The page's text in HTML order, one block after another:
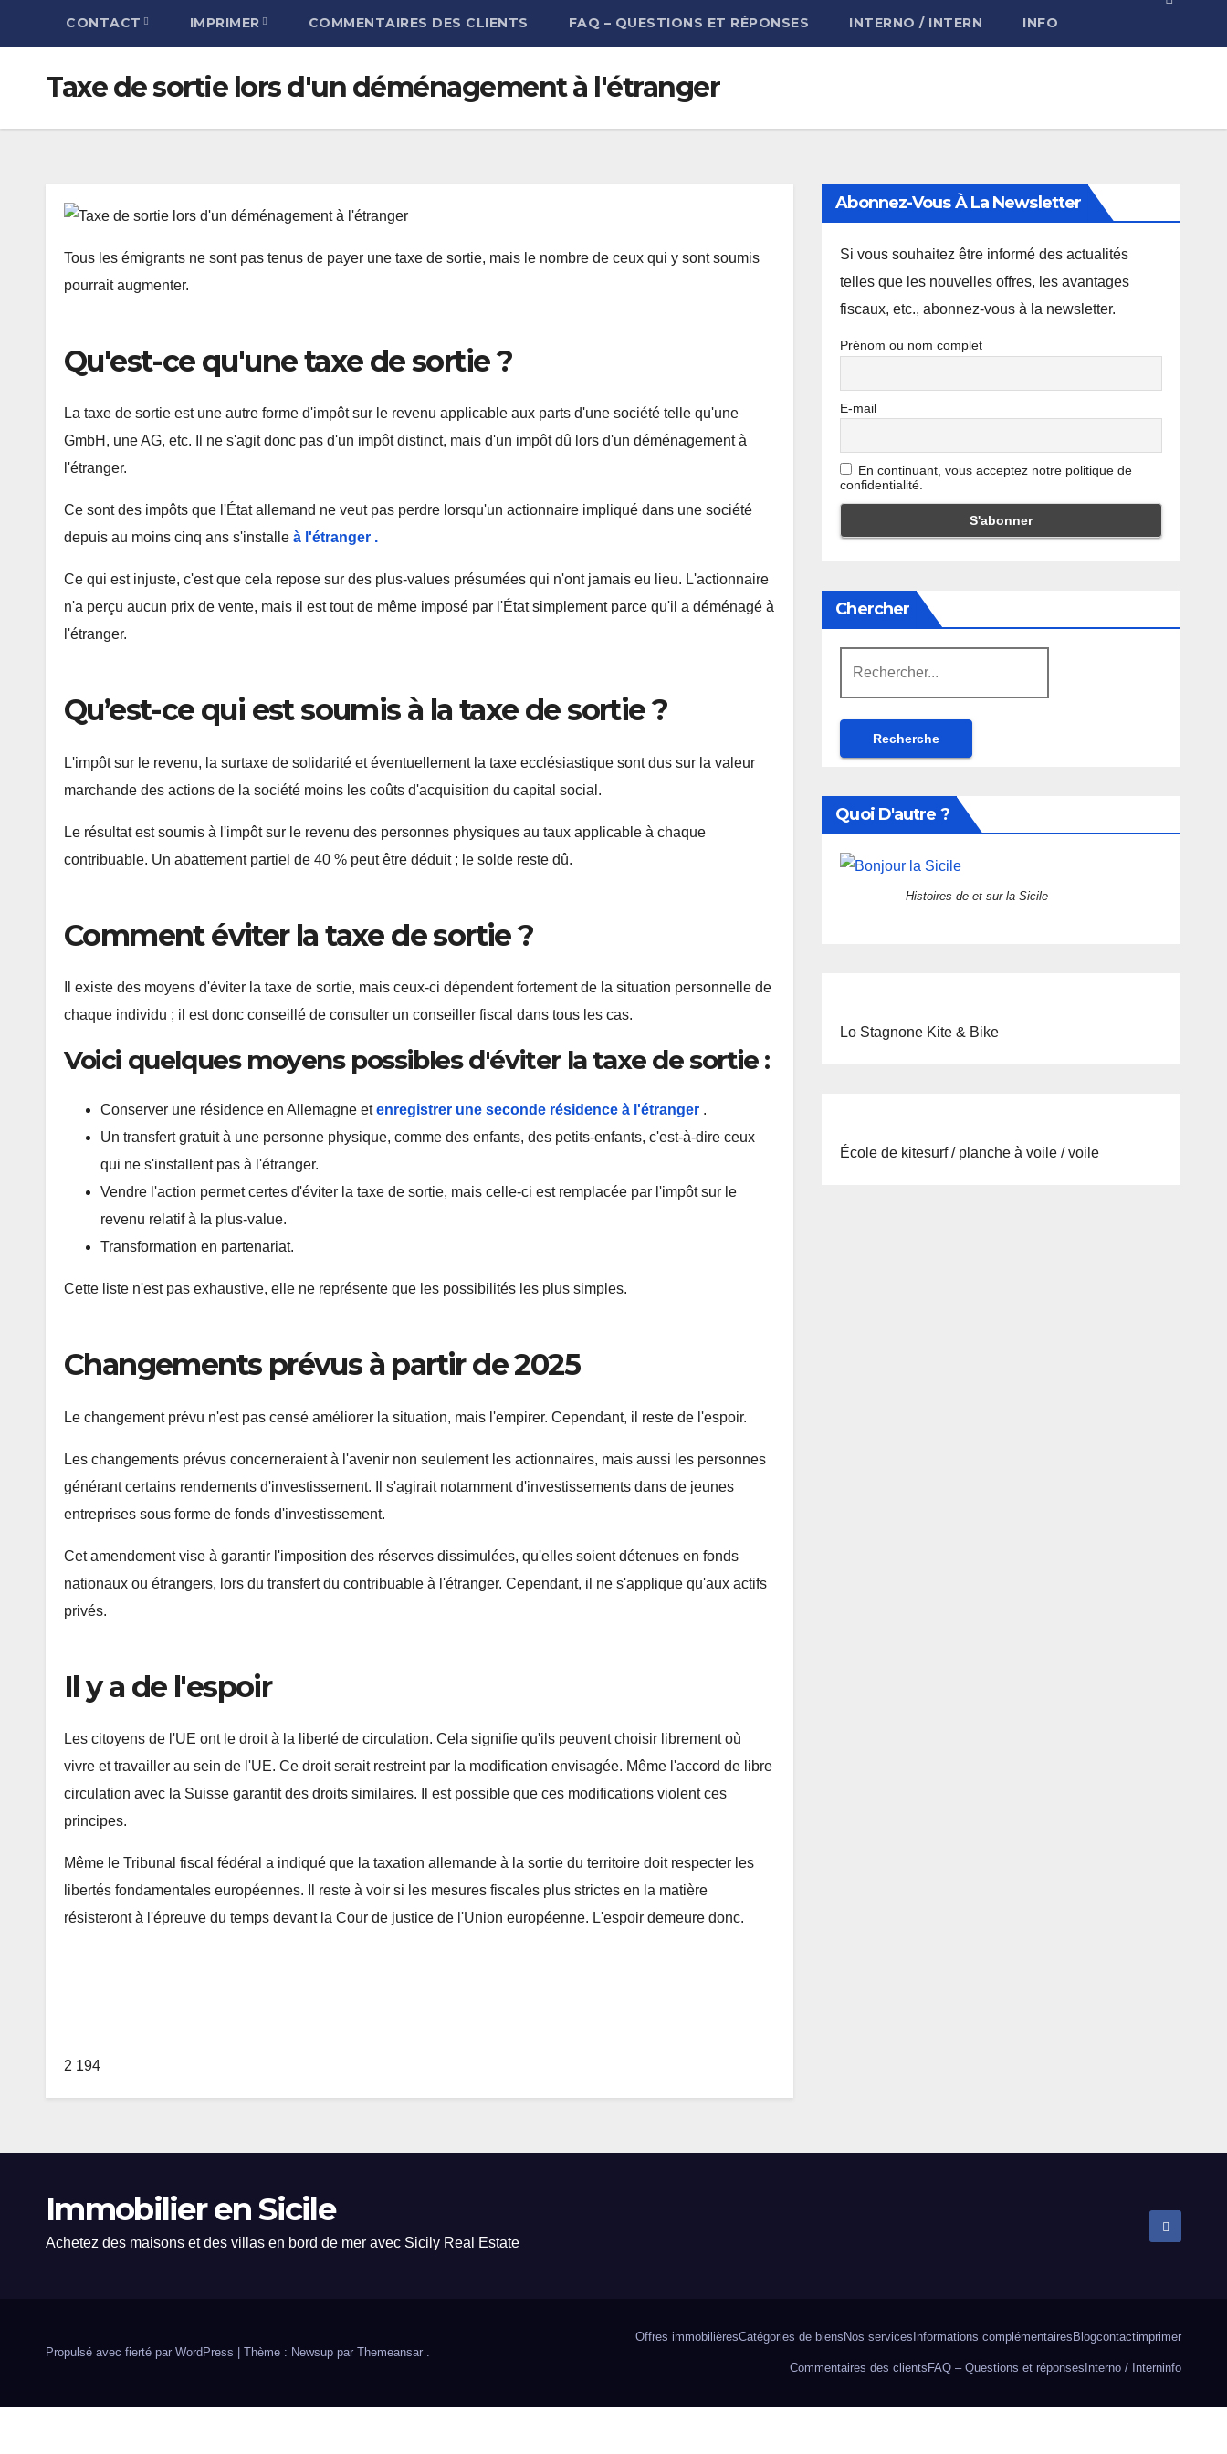
CONTACT IMPRIMER COMMENTAIRES DES CLIENTS FAQ – QUESTIONS ET RÉPONSES INTERNO / INTERN INFO
Taxe de sortie lors d'un déménagement à l'étranger
Tous les émigrants ne sont pas tenus de payer une taxe de sortie, mais le nombre de ceux qui y sont soumis
pourrait augmenter.
Qu'est-ce qu'une taxe de sortie ?
La taxe de sortie est une autre forme d'impôt sur le revenu applicable aux parts d'une société telle qu'une
GmbH, une AG, etc. Il ne s'agit donc pas d'un impôt distinct, mais d'un impôt dû lors d'un déménagement à
l'étranger.
Ce sont des impôts que l'État allemand ne veut pas perdre lorsqu'un actionnaire impliqué dans une société
depuis au moins cinq ans s'installe à l'étranger .
Ce qui est injuste, c'est que cela repose sur des plus-values ​​présumées qui n'ont jamais eu lieu. L'actionnaire
n'a perçu aucun prix de vente, mais il est tout de même imposé par l'État simplement parce qu'il a déménagé à
l'étranger.
Qu’est-ce qui est soumis à la taxe de sortie ?
L'impôt sur le revenu, la surtaxe de solidarité et éventuellement la taxe ecclésiastique sont dus sur la valeur
marchande des actions de la société moins les coûts d'acquisition du capital social.
Le résultat est soumis à l'impôt sur le revenu des personnes physiques au taux applicable à chaque
contribuable. Un abattement partiel de 40 % peut être déduit ; le solde reste dû.
Comment éviter la taxe de sortie ?
Il existe des moyens d'éviter la taxe de sortie, mais ceux-ci dépendent fortement de la situation personnelle de
chaque individu ; il est donc conseillé de consulter un conseiller fiscal dans tous les cas.
Voici quelques moyens possibles d'éviter la taxe de sortie :
Conserver une résidence en Allemagne etenregistrer une seconde résidence à l'étranger .
Un transfert gratuit à une personne physique, comme des enfants, des petits-enfants, c'est-à-dire ceux
qui ne s'installent pas à l'étranger.
Vendre l'action permet certes d'éviter la taxe de sortie, mais celle-ci est remplacée par l'impôt sur le
revenu relatif à la plus-value.
Transformation en partenariat.
Cette liste n'est pas exhaustive, elle ne représente que les possibilités les plus simples.
Changements prévus à partir de 2025
Le changement prévu n'est pas censé améliorer la situation, mais l'empirer. Cependant, il reste de l'espoir.
Les changements prévus concerneraient à l'avenir non seulement les actionnaires, mais aussi les personnes
générant certains rendements d'investissement. Il s'agirait notamment d'investissements dans de jeunes
entreprises sous forme de fonds d'investissement.
Cet amendement vise à garantir l'imposition des réserves dissimulées, qu'elles soient détenues en fonds
nationaux ou étrangers, lors du transfert du contribuable à l'étranger. Cependant, il ne s'applique qu'aux actifs
privés.
Il y a de l'espoir
Les citoyens de l'UE ont le droit à la liberté de circulation. Cela signifie qu'ils peuvent choisir librement où
vivre et travailler au sein de l'UE. Ce droit serait restreint par la modification envisagée. Même l'accord de libre
circulation avec la Suisse garantit des droits similaires. Il est possible que ces modifications violent ces
principes.
Même le Tribunal fiscal fédéral a indiqué que la taxation allemande à la sortie du territoire doit respecter les
libertés fondamentales européennes. Il reste à voir si les mesures fiscales plus strictes en la matière
résisteront à l'épreuve du temps devant la Cour de justice de l'Union européenne. L'espoir demeure donc.
2 194
Abonnez-Vous À La Newsletter
Si vous souhaitez être informé des actualités
telles que les nouvelles offres, les avantages
fiscaux, etc., abonnez-vous à la newsletter.
Prénom ou nom complet
E-mail
En continuant, vous acceptez notre politique de
confidentialité.
Chercher
Quoi D'autre ?
Histoires de et sur la Sicile
Lo Stagnone Kite & Bike
École de kitesurf / planche à voile / voile
Immobilier en Sicile
Achetez des maisons et des villas en bord de mer avec Sicily Real Estate
Propulsé avec fierté par WordPress Thème : Newsup par Themeansar .
Offres immobilièresCatégories de biens Nos services Informations complémentaires Blogcontactimprimer
Commentaires des clients FAQ – Questions et réponses Interno / Interninfo